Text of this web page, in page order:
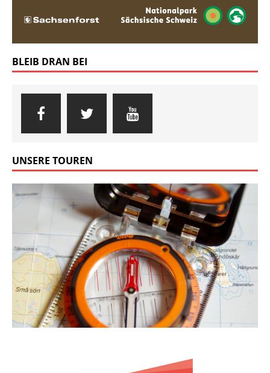
BLEIB DRAN BEI
UNSERE TOUREN